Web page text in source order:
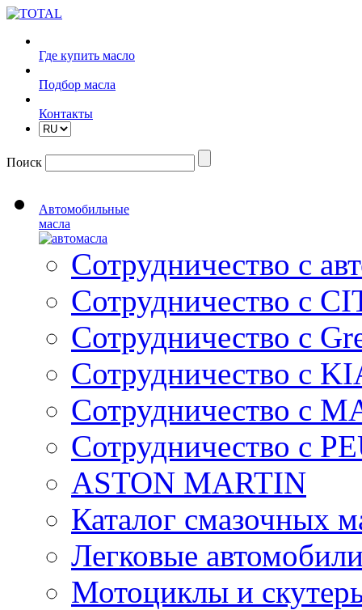
Где купить масло
Подбор масла
Контакты
Поиск
Автомобильные
масла
Сотрудничество с
Сотрудничество с
Сотрудничество с
Сотрудничество с
Сотрудничество с
Сотрудничество с
ASTON MARTIN
Каталог смазочных
Легковые
Мотоциклы и